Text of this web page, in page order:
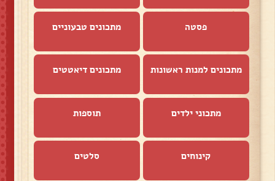
פסטה מתכונים טבעוניים
מתכונים למנות ראשונות מתכונים דיאטטים
מתכוני ילדים תוספות
קינוחים סלטים